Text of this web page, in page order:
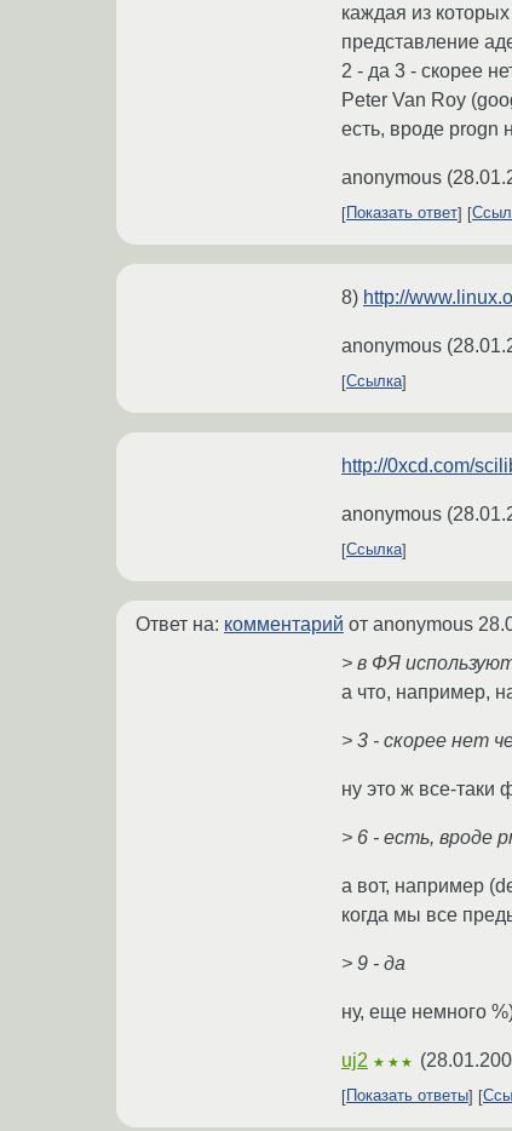
каждая из
представление
2 - да 3 - cкорее
Peter Van Roy
есть, вроде progn
anonymous (
Показать ответ
8) http://
anonymous (
Ссылка
http://0xcd.com/
anonymous (
Ссылка
Ответ на: комментарий от anonymous
> в ФЯ
а что, например,
> 3 - cкорее нет
ну это ж все-таки
> 6 - есть, вроде
а вот, например
когда мы все
> 9 - да
ну, еще немного
uj2 ★★★ (
Показать ответы